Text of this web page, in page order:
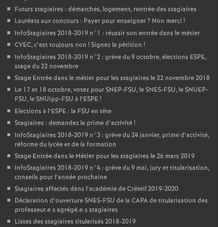
Futurs stagiaires : démarches, logement, rentrée des stagiaires
Lauréats aux concours : Payer pour enseigner? Non merci !
InfoStagiaires 2018-2019 n°1 : réussir son entrée dans le métier
CVEC, c’est toujours non ! Signez la pétition !
InfoStagiaires 2018-2019 n°2 : grève du 9 octobre, élections ESPE,
stage du 22 novembre
Stage Entrée dans le métier pour les stagiaires le 22 novembre 2018
Le 17 et 18 octobre, votez pourSNEP-FSU, leSNES-FSU, leSNUEP-
FSU, le SNUipp-FSU à l’ESPE !
Elections à l’ESPE : la FSU en tête
Stagiaires : demandez la prime d’activité!
InfoStagiaires 2018-2019 n°3 : grève du 24 janvier, prime d’activité,
réforme du lycée et de la formation
Stage Entrée dans le Métier pour les stagiaires le 26 mars 2019
InfoStagiaires 2018-2019 n°4 : grève du 9 mai, jury et titularisation,
conseils pour l’année prochaine
Stagiaires affectés dans l’académie de Créteil 2019-2020
Déclaration d’ouvertureSNES-FSU de la CAPAde titularisation des
professeur.e.s agrégé.e.s stagiaires
Listes des stagiaires titularisés 2018-2019